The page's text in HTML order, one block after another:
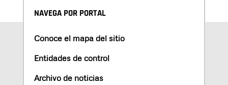
NAVEGA POR PORTAL
Conoce el mapa del sitio
Entidades de control
Archivo de noticias